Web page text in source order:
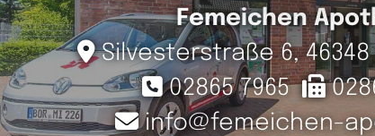
Fe­mei­chen
Sil­ves­ter­stra­ße 6,
 02865 7965 
 info@​fe­mei­chen-​